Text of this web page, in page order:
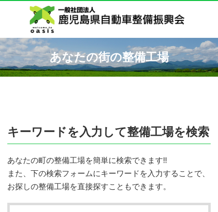
あなたの街の整備工場
キーワードを入力して整備工場を検索
あなたの町の整備工場を簡単に検索できます!!
また、下の検索フォームにキーワードを入力することで、
お探しの整備工場を直接探すこともできます。